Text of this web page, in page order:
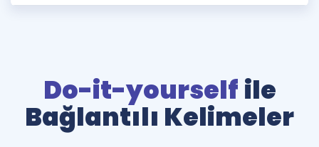
Do-it-yourself ile
Bağlantılı Kelimeler